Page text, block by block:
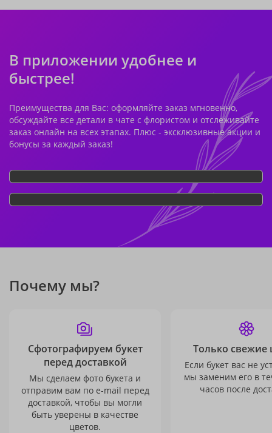
В приложении удобнее и
быстрее!
Преимущества для Вас: оформляйте заказ мгновенно,
обсуждайте все детали в чате с флористом и отслеживайте
заказ онлайн на всех этапах. Плюс - эксклюзивные акции и
бонусы за каждый заказ!
Почему мы?
Сфотографируем букет
перед доставкой
Мы сделаем фото букета и
отправим вам по e-mail перед
доставкой, чтобы вы могли
быть уверены в качестве
цветов.
Только свежие
Если букет вас не
мы заменим его в
часов после